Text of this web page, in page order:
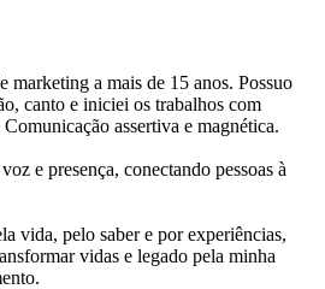
marketing a mais de 15 anos. Possuo
canto e iniciei os trabalhos com
assertiva e magnética.
e presença, conectando pessoas à
vida, pelo saber e por experiências,
vidas e legado pela minha